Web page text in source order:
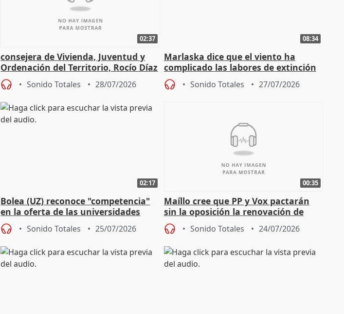
02:37
consejera de Vivienda, Juventud y
Ordenación del Territorio, Rocío Díaz
Sonido Totales 28/07/2026
08:34
Marlaska dice que el viento ha
complicado las labores de extinción
durante la madrugada
Sonido Totales 27/07/2026
02:17
Bolea (UZ) reconoce "competencia"
en la oferta de las universidades
privadas
Sonido Totales 25/07/2026
00:35
Maíllo cree que PP y Vox pactarán
sin la oposición la renovación de
órganos como el Defensor
Sonido Totales 24/07/2026